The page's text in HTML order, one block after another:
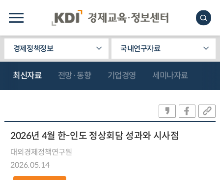
경제정책정보 국내연구자료
최신자료 전망·동향 기업경영 세미나자료
2026년 4월 한-인도 정상회담 성과와 시사점
대외경제정책연구원
2026.05.14